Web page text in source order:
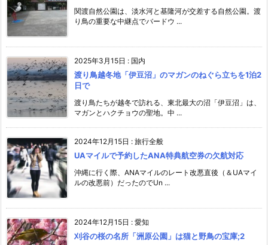
関渡自然公園は、淡水河と基隆河が交差する自然公園。渡
り鳥の重要な中継点でバードウ ...
2025年3月15日 : 国内
渡り鳥越冬地「伊豆沼」のマガンのねぐら立ちを1泊2
日で
渡り鳥たちが越冬で訪れる、東北最大の沼「伊豆沼」は、
マガンとハクチョウの聖地。中 ...
2024年12月15日 : 旅行全般
UAマイルで予約したANA特典航空券の欠航対応
沖縄に行く際、ANAマイルのレート改悪直後（＆UAマイ
ルの改悪前）だったのでUn ...
2024年12月15日 : 愛知
刈谷の桜の名所「洲原公園」は猫と野鳥の宝庫;2